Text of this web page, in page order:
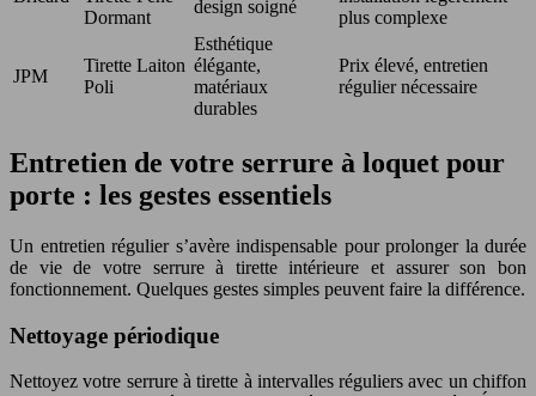
Dormant
design soigné
plus complexe
JPM
Tirette Laiton
Poli
Esthétique
élégante,
matériaux
durables
Prix élevé, entretien
régulier nécessaire
Entretien de votre serrure à loquet pour
porte : les gestes essentiels
Un entretien régulier s’avère indispensable pour prolonger la durée
de vie de votre serrure à tirette intérieure et assurer son bon
fonctionnement. Quelques gestes simples peuvent faire la différence.
Nettoyage périodique
Nettoyez votre serrure à tirette à intervalles réguliers avec un chiffon